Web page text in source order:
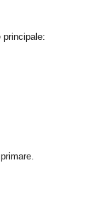
principale: